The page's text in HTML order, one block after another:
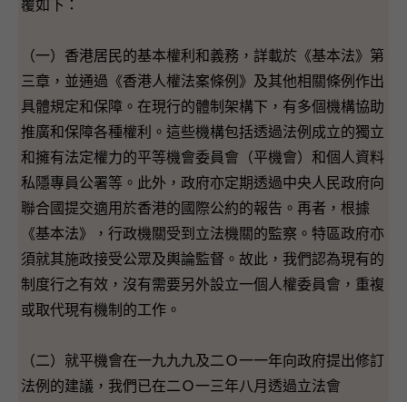
覆如下：
（一）香港居民的基本權利和義務，詳載於《基本法》第
三章，並通過《香港人權法案條例》及其他相關條例作出
具體規定和保障。在現行的體制架構下，有多個機構協助
推廣和保障各種權利。這些機構包括透過法例成立的獨立
和擁有法定權力的平等機會委員會（平機會）和個人資料
私隱專員公署等。此外，政府亦定期透過中央人民政府向
聯合國提交適用於香港的國際公約的報告。再者，根據
《基本法》，行政機關受到立法機關的監察。特區政府亦
須就其施政接受公眾及輿論監督。故此，我們認為現有的
制度行之有效，沒有需要另外設立一個人權委員會，重複
或取代現有機制的工作。
（二）就平機會在一九九九及二Ｏ一一年向政府提出修訂
法例的建議，我們已在二Ｏ一三年八月透過立法會